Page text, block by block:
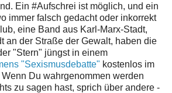
Ein #Aufschrei ist möglich, und ein
immer falsch gedacht oder inkorrekt
eine Band aus Karl-Marx-Stadt,
an der Straße der Gewalt, haben die
"Stern" jüngst in einem
"Sexismusdebatte" kostenlos im
Du wahrgenommen werden
zu sagen hast, sprich über andere -